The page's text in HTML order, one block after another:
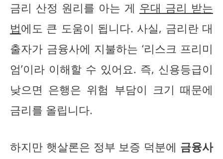
금리 산정 원리를 아는 게 우대 금리 받는
법에도 큰 도움이 됩니다. 사실, 금리란 대
출자가 금융사에 지불하는 ‘리스크 프리미
엄’이라 이해할 수 있어요. 즉, 신용등급이
낮으면 은행은 위험 부담이 크기 때문에
금리를 올립니다.
하지만 햇살론은 정부 보증 덕분에 금융사